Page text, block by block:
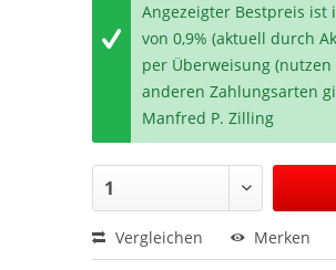
Angezeigter Bestpreis ist
von 0,9% (aktuell durch
per Überweisung
anderen Zahlungsarten
Manfred P. Zilling
Vergleichen Merken